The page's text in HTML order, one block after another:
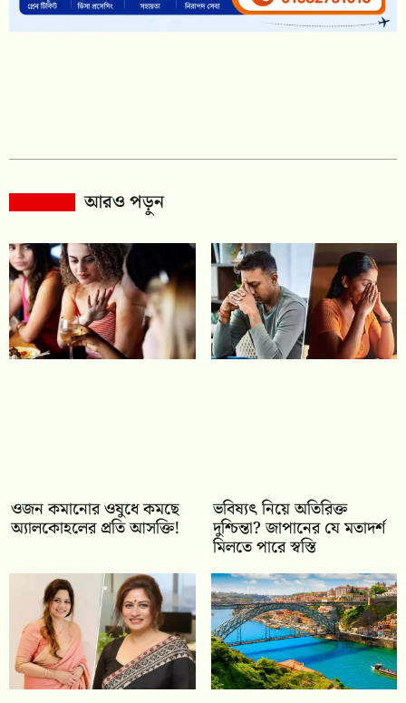
আরও পড়ুন
ওজন কমানোর ওষুধে কমছে
অ্যালকোহলের প্রতি আসক্তি!
ভবিষ্যৎ নিয়ে অতিরিক্ত
দুশ্চিন্তা? জাপানের যে মতাদর্শ
মিলতে পারে স্বস্তি